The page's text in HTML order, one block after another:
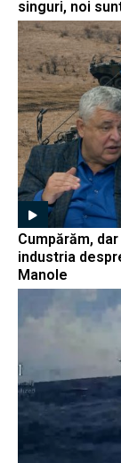
singuri, noi
Cumpărăm,
industria
Manole